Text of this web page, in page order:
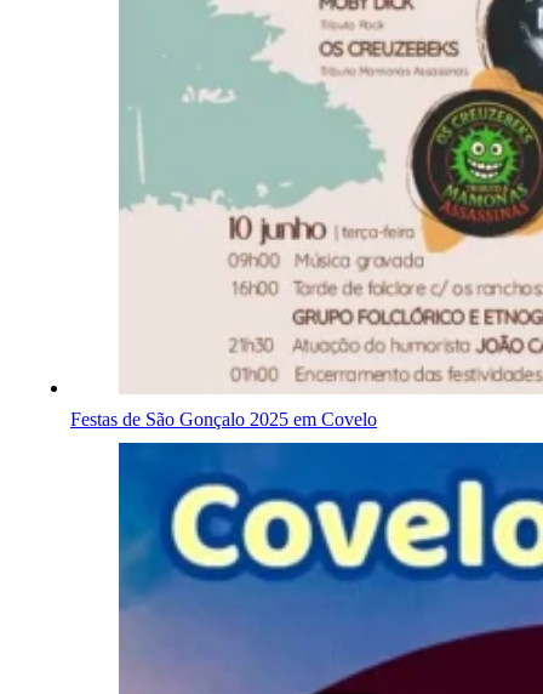
Festas de São Gonçalo 2025 em Covelo